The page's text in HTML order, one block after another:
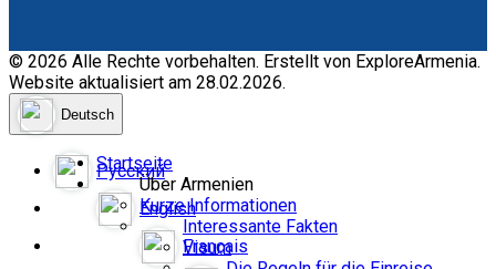
© 2026 Alle Rechte vorbehalten. Erstellt von ExploreArmenia.
Website aktualisiert am 28.02.2026.
Deutsch
Русский
English
Français
Startseite
Über Armenien
Kurze Informationen
Interessante Fakten
Visum